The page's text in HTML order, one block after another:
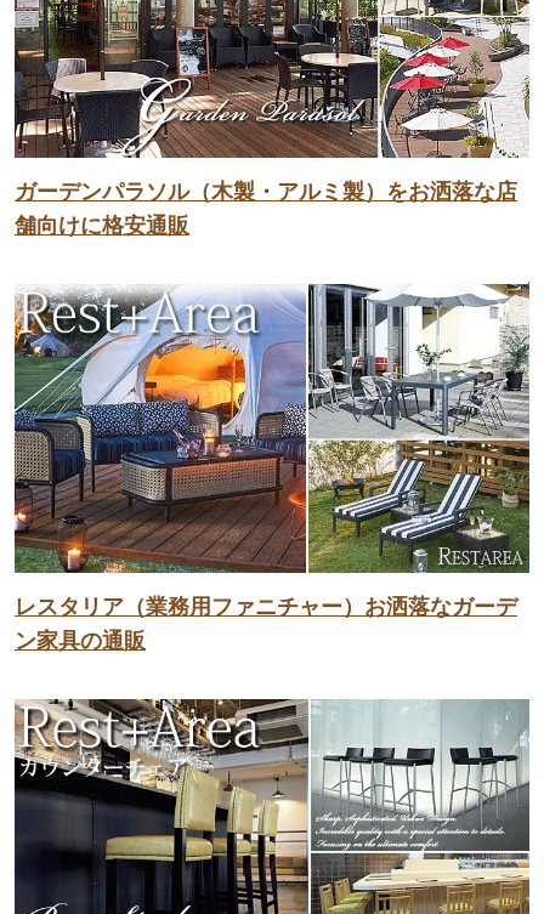
ガーデンパラソル（木製・アルミ製）をお洒落な店
舗向けに格安通販
レスタリア（業務用ファニチャー）お洒落なガーデ
ン家具の通販